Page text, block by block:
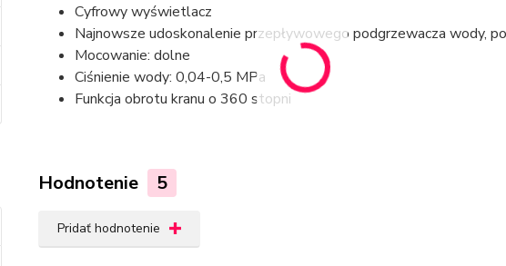
Cyfrowy wyświetlacz
Najnowsze udoskonalenie przepływowego podgrzewacza wody,
Mocowanie: dolne
Ciśnienie wody: 0,04-0,5 MPa
Funkcja obrotu kranu o 360 stopni
Hodnotenie 5
Pridať hodnotenie